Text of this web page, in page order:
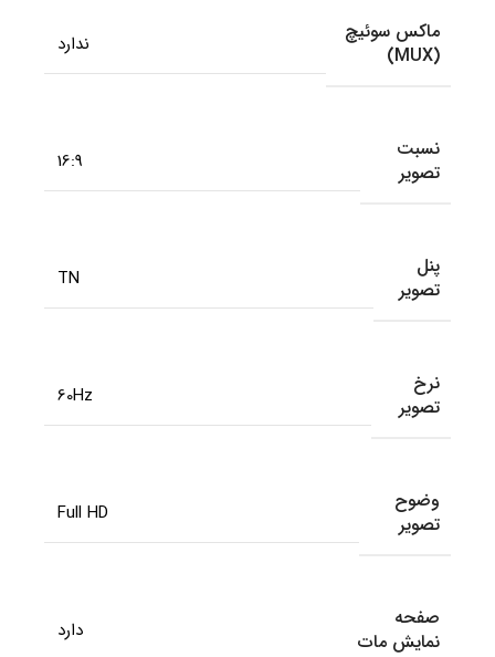
ماکس سوئیچ
(MUX)
ندارد
نسبت
تصویر
16:9
پنل
تصویر
TN
نرخ
تصویر
60Hz
وضوح
تصویر
Full HD
صفحه
نمایش مات
دارد